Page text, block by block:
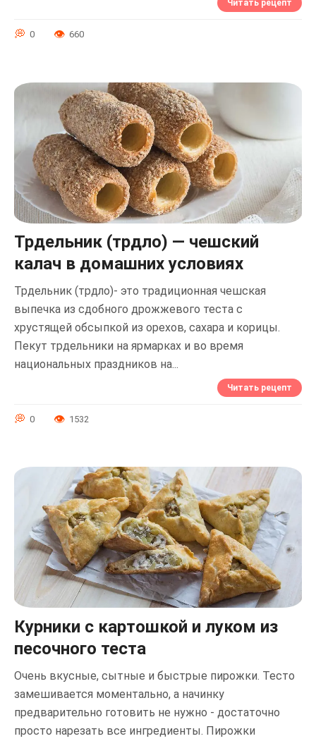
Читать рецепт
0 660
Трдельник (трдло) — чешский
калач в домашних условиях
Трдельник (трдло)- это традиционная чешская
выпечка из сдобного дрожжевого теста с
хрустящей обсыпкой из орехов, сахара и корицы.
Пекут трдельники на ярмарках и во время
национальных праздников на...
Читать рецепт
0 1532
Курники с картошкой и луком из
песочного теста
Очень вкусные, сытные и быстрые пирожки. Тесто
замешивается моментально, а начинку
предварительно готовить не нужно - достаточно
просто нарезать все ингредиенты. Пирожки